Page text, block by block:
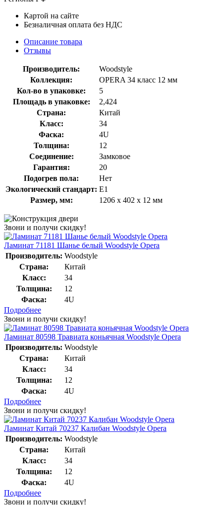
Картой на сайте
Безналичная оплата без НДС
Описание товара
Отзывы
Производитель:
Woodstyle
Коллекция:
OPERA 34 класс 12 мм
Кол-во в упаковке:
5
Площадь в упаковке:
2,424
Страна:
Китай
Класс:
34
Фаска:
4U
Толщина:
12
Соединение:
Замковое
Гарантия:
20
Подогрев пола:
Нет
Экологический стандарт: E1
Размер, мм:
1206 х 402 х 12 мм
Звони и получи скидку!
Ламинат 71181 Шанье белый Woodstyle Opera
Производитель: Woodstyle
Страна:
Китай
Класс:
34
Толщина:
12
Фаска:
4U
Подробнее
Звони и получи скидку!
Ламинат 80598 Травиата коньячная Woodstyle Opera
Производитель: Woodstyle
Страна:
Китай
Класс:
34
Толщина:
12
Фаска:
4U
Подробнее
Звони и получи скидку!
Ламинат Китай 70237 Калибан Woodstyle Opera
Производитель: Woodstyle
Страна:
Китай
Класс:
34
Толщина:
12
Фаска:
4U
Подробнее
Звони и получи скидку!